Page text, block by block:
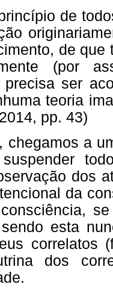
de
de que
(por
precisa ser
teoria
pp. 43)
chegamos a
dos
da
esta
correlatos
dos